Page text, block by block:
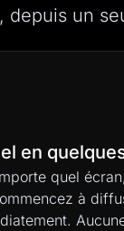
depuis un
en
quel
à